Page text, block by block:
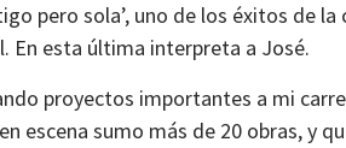
pero sola’, uno de los éxitos de
En esta última interpreta a José.
proyectos importantes a mi
escena sumo más de 20 obras, y